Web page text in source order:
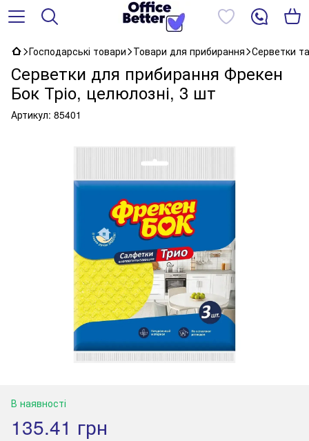
Господарські товари Товари для прибирання Серветки
Серветки для прибирання Фрекен
Бок Тріо, целюлозні, 3 шт
Артикул: 85401
В наявності
135.41 грн